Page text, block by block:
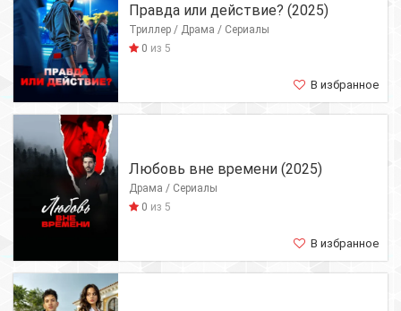
Правда или действие? (2025)
Триллер / Драма / Сериалы
0 из 5
В избранное
Любовь вне времени (2025)
Драма / Сериалы
0 из 5
В избранное